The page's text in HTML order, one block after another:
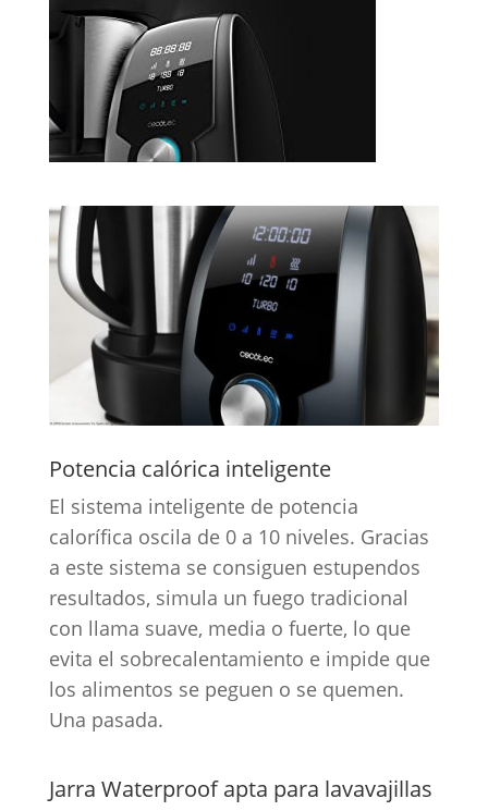
Potencia calórica inteligente
El sistema inteligente de potencia
calorífica oscila de 0 a 10 niveles. Gracias
a este sistema se consiguen estupendos
resultados, simula un fuego tradicional
con llama suave, media o fuerte, lo que
evita el sobrecalentamiento e impide que
los alimentos se peguen o se quemen.
Una pasada.
Jarra Waterproof apta para lavavajillas